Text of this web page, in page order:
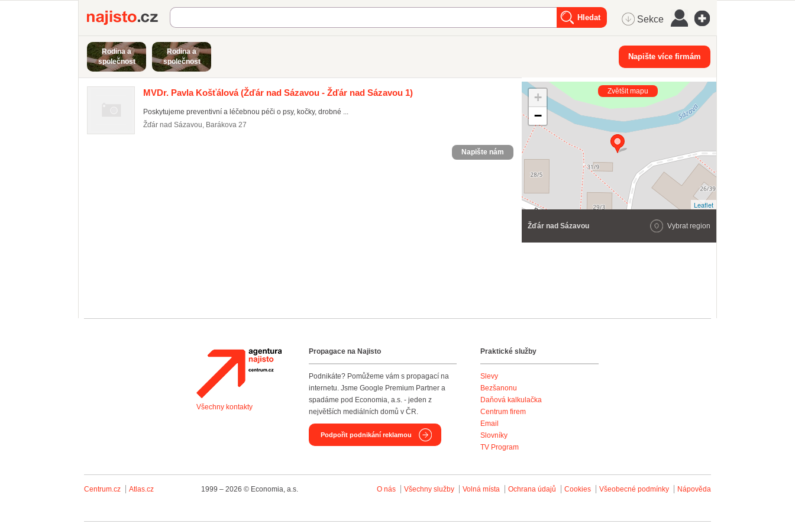
Najisto.cz Sekce
Rodina a
společnost
Rodina a
společnost
Napište více firmám
MVDr. Pavla Košťálová(Žďár nad Sázavou - Žďár nad Sázavou 1)
Poskytujeme preventivní a léčebnou péči o psy, kočky, drobné ...
Žďár nad Sázavou, Barákova 27
Napište nám
+
−
Leaflet
Zvětšit mapu
Žďár nad Sázavou Vybrat region
Agentura Najisto
Všechny kontakty
Propagace na Najisto
Podnikáte? Pomůžeme vám s propagací na
internetu. Jsme Google Premium Partner a
spadáme pod Economia, a.s. - jeden z
největších mediálních domů v ČR.
Podpořit podnikání reklamou
Praktické služby
Slevy
Bezšanonu
Daňová kalkulačka
Centrum firem
Email
Slovníky
TV Program
Centrum.cz Atlas.cz 1999 – 2026 © Economia, a.s. O nás Všechny služby Volná místa Ochrana údajů Cookies Všeobecné podmínky Nápověda